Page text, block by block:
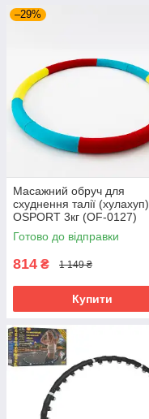
–29%
Масажний обруч для
схуднення талії (хулахуп)
OSPORT 3кг (OF-0127)
Готово до відправки
814 ₴ 1 149 ₴
Купити